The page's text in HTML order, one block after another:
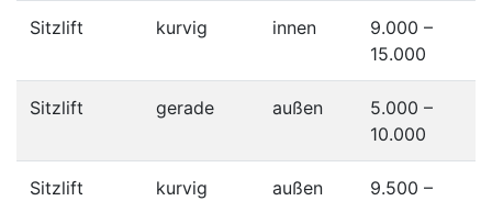
Sitzlift kurvig innen
9.000 –
15.000
Sitzlift gerade außen
5.000 –
10.000
Sitzlift kurvig außen
9.500 –